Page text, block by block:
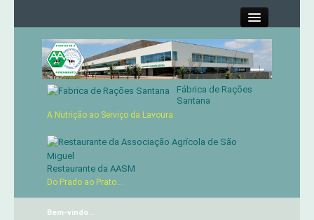
Contactos
Serviços
Fábrica de Rações
Santana
A Nutrição ao Serviço da Lavoura
Restaurante da AASM
Do Prado ao Prato...
Bem-vindo...